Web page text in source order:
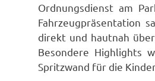
Ordnungsdienst am
Fahrzeugpräsentation
direkt und hautnah
Besondere Highlights
Spritzwand für die